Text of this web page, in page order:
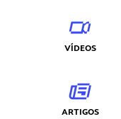
VÍDEOS
ARTIGOS